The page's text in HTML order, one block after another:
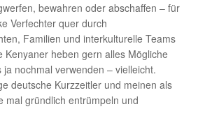
bewahren oder abschaffen – für
Verfechter quer durch
Familien und interkulturelle Teams
Kenyaner heben gern alles Mögliche
nochmal verwenden – vielleicht.
deutsche Kurzzeitler und meinen als
mal gründlich entrümpeln und